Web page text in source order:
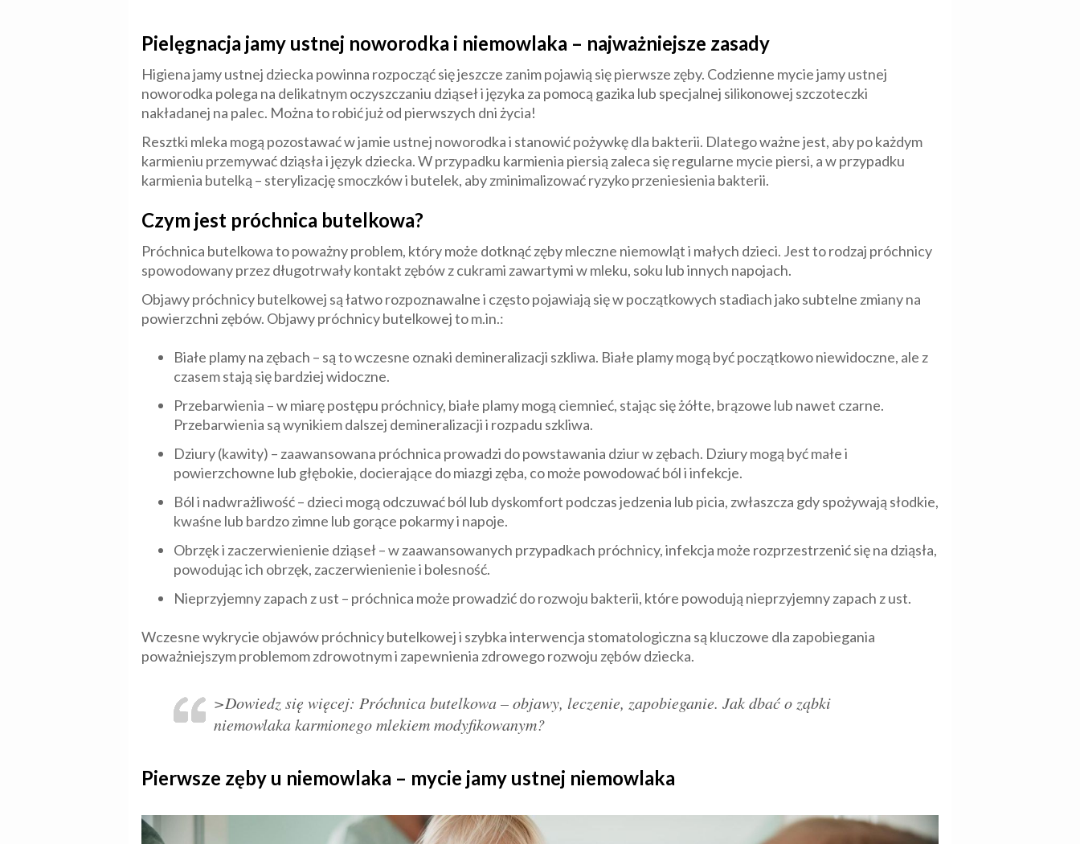
Pielęgnacja jamy ustnej noworodka i niemowlaka – najważniejsze zasady
Higiena jamy ustnej dziecka powinna rozpocząć się jeszcze zanim pojawią się pierwsze zęby. Codzienne mycie jamy ustnej
noworodka polega na delikatnym oczyszczaniu dziąseł i języka za pomocą gazika lub specjalnej silikonowej szczoteczki
nakładanej na palec. Można to robić już od pierwszych dni życia!
Resztki mleka mogą pozostawać w jamie ustnej noworodka i stanowić pożywkę dla bakterii. Dlatego ważne jest, aby po każdym
karmieniu przemywać dziąsła i język dziecka. W przypadku karmienia piersią zaleca się regularne mycie piersi, a w przypadku
karmienia butelką – sterylizację smoczków i butelek, aby zminimalizować ryzyko przeniesienia bakterii.
Czym jest próchnica butelkowa?
Próchnica butelkowa to poważny problem, który może dotknąć zęby mleczne niemowląt i małych dzieci. Jest to rodzaj próchnicy
spowodowany przez długotrwały kontakt zębów z cukrami zawartymi w mleku, soku lub innych napojach.
Objawy próchnicy butelkowej są łatwo rozpoznawalne i często pojawiają się w początkowych stadiach jako subtelne zmiany na
powierzchni zębów. Objawy próchnicy butelkowej to m.in.:
Białe plamy na zębach – są to wczesne oznaki demineralizacji szkliwa. Białe plamy mogą być początkowo niewidoczne, ale z
czasem stają się bardziej widoczne.
Przebarwienia – w miarę postępu próchnicy, białe plamy mogą ciemnieć, stając się żółte, brązowe lub nawet czarne.
Przebarwienia są wynikiem dalszej demineralizacji i rozpadu szkliwa.
Dziury (kawity) – zaawansowana próchnica prowadzi do powstawania dziur w zębach. Dziury mogą być małe i
powierzchowne lub głębokie, docierające do miazgi zęba, co może powodować ból i infekcje.
Ból i nadwrażliwość – dzieci mogą odczuwać ból lub dyskomfort podczas jedzenia lub picia, zwłaszcza gdy spożywają słodkie,
kwaśne lub bardzo zimne lub gorące pokarmy i napoje.
Obrzęk i zaczerwienienie dziąseł – w zaawansowanych przypadkach próchnicy, infekcja może rozprzestrzenić się na dziąsła,
powodując ich obrzęk, zaczerwienienie i bolesność.
Nieprzyjemny zapach z ust – próchnica może prowadzić do rozwoju bakterii, które powodują nieprzyjemny zapach z ust.
Wczesne wykrycie objawów próchnicy butelkowej i szybka interwencja stomatologiczna są kluczowe dla zapobiegania
poważniejszym problemom zdrowotnym i zapewnienia zdrowego rozwoju zębów dziecka.
>Dowiedz się więcej: Próchnica butelkowa – objawy, leczenie, zapobieganie. Jak dbać o ząbki
niemowlaka karmionego mlekiem modyfikowanym?
Pierwsze zęby u niemowlaka – mycie jamy ustnej niemowlaka